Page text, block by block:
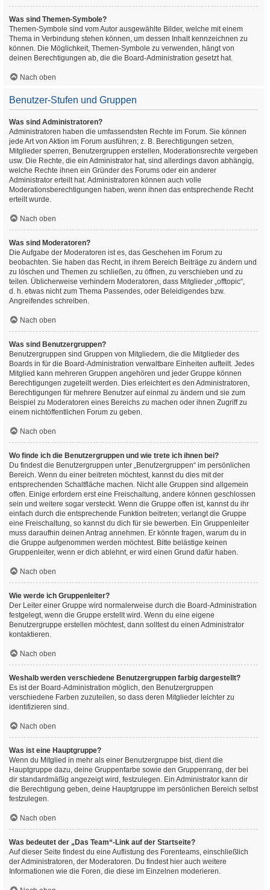
Was sind Themen-Symbole?
Themen-Symbole sind vom Autor ausgewählte Bilder, welche mit einem
Thema in Verbindung stehen können, um dessen Inhalt kennzeichnen zu
können. Die Möglichkeit, Themen-Symbole zu verwenden, hängt von
deinen Berechtigungen ab, die die Board-Administration gesetzt hat.
Nach oben
Benutzer-Stufen und Gruppen
Was sind Administratoren?
Administratoren haben die umfassendsten Rechte im Forum. Sie können
jede Art von Aktion im Forum ausführen; z. B. Berechtigungen setzen,
Mitglieder sperren, Benutzergruppen erstellen, Moderationsrechte vergeben
usw. Die Rechte, die ein Administrator hat, sind allerdings davon abhängig,
welche Rechte ihnen ein Gründer des Forums oder ein anderer
Administrator erteilt hat. Administratoren können auch volle
Moderationsberechtigungen haben, wenn ihnen das entsprechende Recht
erteilt wurde.
Nach oben
Was sind Moderatoren?
Die Aufgabe der Moderatoren ist es, das Geschehen im Forum zu
beobachten. Sie haben das Recht, in ihrem Bereich Beiträge zu ändern und
zu löschen und Themen zu schließen, zu öffnen, zu verschieben und zu
teilen. Üblicherweise verhindern Moderatoren, dass Mitglieder „offtopic“,
d. h. etwas nicht zum Thema Passendes, oder Beleidigendes bzw.
Angreifendes schreiben.
Nach oben
Was sind Benutzergruppen?
Benutzergruppen sind Gruppen von Mitgliedern, die die Mitglieder des
Boards in für die Board-Administration verwaltbare Einheiten aufteilt. Jedes
Mitglied kann mehreren Gruppen angehören und jeder Gruppe können
Berechtigungen zugeteilt werden. Dies erleichtert es den Administratoren,
Berechtigungen für mehrere Benutzer auf einmal zu ändern und sie zum
Beispiel zu Moderatoren eines Bereichs zu machen oder ihnen Zugriff zu
einem nichtöffentlichen Forum zu geben.
Nach oben
Wo finde ich die Benutzergruppen und wie trete ich ihnen bei?
Du findest die Benutzergruppen unter „Benutzergruppen“ im persönlichen
Bereich. Wenn du einer beitreten möchtest, kannst du dies mit der
entsprechenden Schaltfläche machen. Nicht alle Gruppen sind allgemein
offen. Einige erfordern erst eine Freischaltung, andere können geschlossen
sein und weitere sogar versteckt. Wenn die Gruppe offen ist, kannst du ihr
einfach durch die entsprechende Funktion beitreten; verlangt die Gruppe
eine Freischaltung, so kannst du dich für sie bewerben. Ein Gruppenleiter
muss daraufhin deinen Antrag annehmen. Er könnte fragen, warum du in
die Gruppe aufgenommen werden möchtest. Bitte belästige keinen
Gruppenleiter, wenn er dich ablehnt, er wird einen Grund dafür haben.
Nach oben
Wie werde ich Gruppenleiter?
Der Leiter einer Gruppe wird normalerweise durch die Board-Administration
festgelegt, wenn die Gruppe erstellt wird. Wenn du eine eigene
Benutzergruppe erstellen möchtest, dann solltest du einen Administrator
kontaktieren.
Nach oben
Weshalb werden verschiedene Benutzergruppen farbig dargestellt?
Es ist der Board-Administration möglich, den Benutzergruppen
verschiedene Farben zuzuteilen, so dass deren Mitglieder leichter zu
identifizieren sind.
Nach oben
Was ist eine Hauptgruppe?
Wenn du Mitglied in mehr als einer Benutzergruppe bist, dient die
Hauptgruppe dazu, deine Gruppenfarbe sowie den Gruppenrang, der bei
dir standardmäßig angezeigt wird, festzulegen. Ein Administrator kann dir
die Berechtigung geben, deine Hauptgruppe im persönlichen Bereich selbst
festzulegen.
Nach oben
Was bedeutet der „Das Team“-Link auf der Startseite?
Auf dieser Seite findest du eine Auflistung des Forenteams, einschließlich
der Administratoren, der Moderatoren. Du findest hier auch weitere
Informationen wie die Foren, die diese im Einzelnen moderieren.